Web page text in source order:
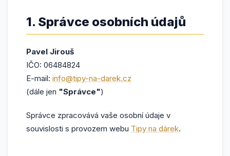
1. Správce osobních údajů
Pavel Jirouš
IČO: 06484824
E-mail: info@tipy-na-darek.cz
(dále jen "Správce")
Správce zpracovává vaše osobní údaje v
souvislosti s provozem webu Tipy na dárek.